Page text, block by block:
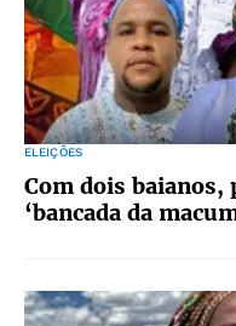
ELEIÇÕES
Com dois
‘bancada da